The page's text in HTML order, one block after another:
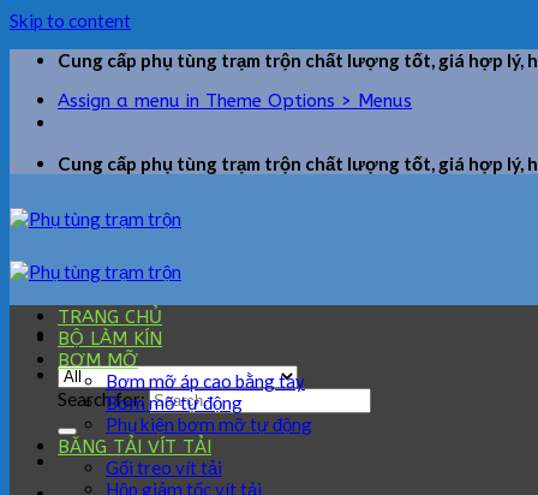
Skip to content
Cung cấp phụ tùng trạm trộn chất lượng tốt, giá hợp lý,
Assign a menu in Theme Options > Menus
Cung cấp phụ tùng trạm trộn chất lượng tốt, giá hợp lý,
Search for:
TRANG CHỦ
BỘ LÀM KÍN
BƠM MỠ
Bơm mỡ áp cao bằng tay
Bơm mỡ tự động
Phụ kiện bơm mỡ tự động
BĂNG TẢI VÍT TẢI
Gối treo vít tải
Hộp giảm tốc vít tải